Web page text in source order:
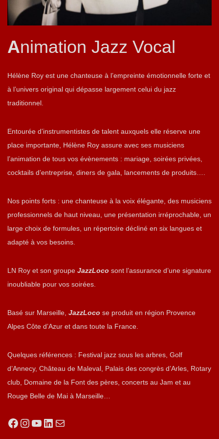
Animation Jazz Vocal
Hélène Roy est une chanteuse à l’empreinte émotionnelle forte et
à l’univers original qui dépasse largement celui du jazz
traditionnel.
Entourée d’instrumentistes de talent auxquels elle réserve une
place importante, Hélène Roy assure avec ses musiciens
l’animation de tous vos évènements : mariage, soirées privées,
cocktails d’entreprise, diners de gala, lancements de produits….
Nos points forts : une chanteuse à la voix élégante, des musiciens
professionnels de haut niveau, une présentation irréprochable, un
large choix de formules, un répertoire décliné en six langues et
adapté à vos besoins.
LN Roy et son groupe JazzLoco sont l’assurance d’une signature
inoubliable pour vos soirées.
Basé sur Marseille, JazzLoco se produit en région Provence
Alpes Côte d’Azur et dans toute la France.
Quelques références : Festival jazz sous les arbres, Golf
d’Annecy, Château de Maleval, Palais des congrès d’Arles, Rotary
club, Domaine de la Font des pères, concerts au Jam et au
Rouge Belle de Mai à Marseille…